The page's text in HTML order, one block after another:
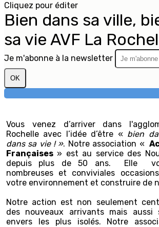
Cliquez pour éditer
Bien dans sa ville,
sa vie AVF La
Je m'abonne à la newsletter
OK
Vous venez d’arriver dans
Rochelle avec l’idée d’être « bien
dans sa vie ! ». Notre association «
Françaises » est au service des
depuis plus de 50 ans. Elle
nombreuses et conviviales
votre environnement et construire de
Notre action est non seulement
des nouveaux arrivants mais aussi
envers les plus isolés. Notre